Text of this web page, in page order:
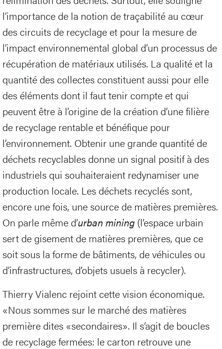
l’importance de la notion de traçabilité au cœur
des circuits de recyclage et pour la mesure de
l’impact environnemental global d’un processus de
récupération de matériaux utilisés. La qualité et la
quantité des collectes constituent aussi pour elle
des éléments dont il faut tenir compte et qui
peuvent être à l’origine de la création d’une filière
de recyclage rentable et bénéfique pour
l’environnement. Obtenir une grande quantité de
déchets recyclables donne un signal positif à des
industriels qui souhaiteraient redynamiser une
production locale. Les déchets recyclés sont,
encore une fois, une source de matières premières.
On parle même d’urban mining (l’espace urbain
sert de gisement de matières premières, que ce
soit sous la forme de bâtiments, de véhicules ou
d’infrastructures, d’objets usuels à recycler).
Thierry Vialenc rejoint cette vision économique.
«Nous sommes sur le marché des matières
première dites «secondaires». Il s’agit de boucles
de recyclage fermées: le carton retrouve une